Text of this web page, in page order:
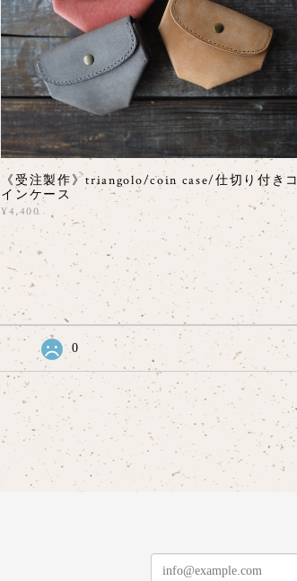
《受注製作》triangolo/coin case/仕切り付きコ
インケース
¥4,400
0